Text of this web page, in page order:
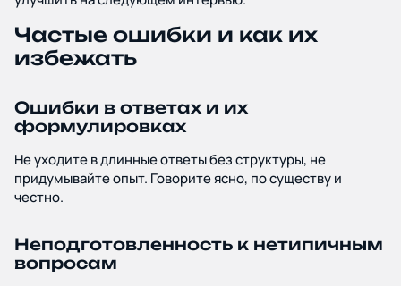
Частые ошибки и как их
избежать
Ошибки в ответах и их
формулировках
Не уходите в длинные ответы без структуры, не
придумывайте опыт. Говорите ясно, по существу и
честно.
Неподготовленность к нетипичным
вопросам